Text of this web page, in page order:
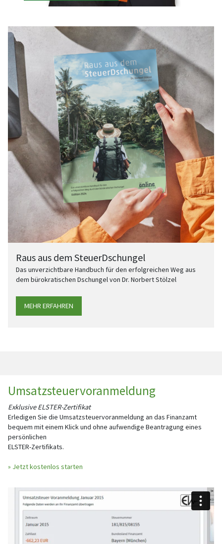
Raus aus dem SteuerDschungel
Das unverzichtbare Handbuch für den erfolgreichen Weg aus
dem bürokratischen Dschungel von Dr. Norbert Stölzel
MEHR ERFAHREN
Umsatzsteuervoranmeldung
Exklusive ELSTER-Zertifikat
Erledigen Sie die Umsatzsteuervoranmeldung an das Finanzamt
bequem mit einem Klick und ohne aufwendige Beantragung eines
persönlichen
ELSTER-Zertifikats.
» Jetzt kostenlos starten